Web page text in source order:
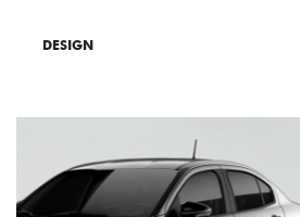
DESIGN